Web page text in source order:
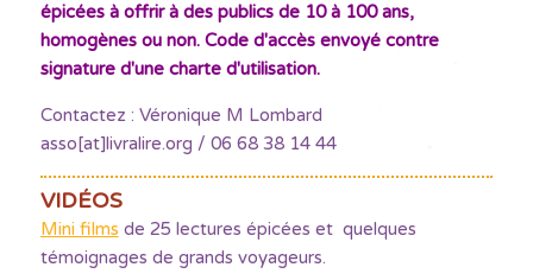
épicées à offrir à des publics de 10 à 100 ans,
homogènes ou non. Code d'accès envoyé contre
signature d'une charte d'utilisation.
Contactez : Véronique M Lombard
asso[at]livralire.org / 06 68 38 14 44
VIDÉOS
Mini films de 25 lectures épicées et quelques
témoignages de grands voyageurs.